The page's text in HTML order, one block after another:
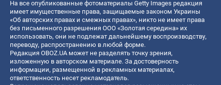
На все опубликованные фотоматериалы Getty Images редакция
имеет имущественные права, защищаемые законом Украины
«Об авторских правах и смежных правах», никто не имеет права
без письменного разрешения ООО «Золотая середина» их
использовать, они не подлежат дальнейшему воспроизводству,
переводу, распространению в любой форме.
Редакция OBOZ.UA может не разделять точку зрения,
изложенную в авторском материале. За достоверность
информации, размещенной в рекламных материалах,
ответственность несет рекламодатель.